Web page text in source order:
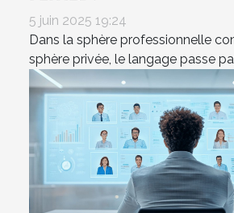
5 juin 2025 19:24
Dans la sphère professionnelle
sphère privée, le langage passe